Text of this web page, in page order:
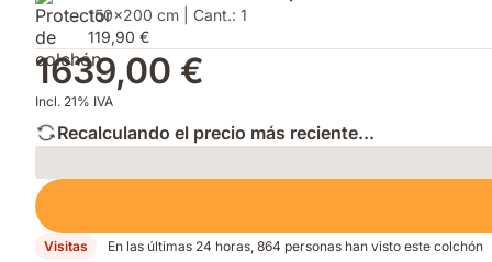
150x200 cm | Cant.: 1
119,90 €
1639,00 €
Incl. 21% IVA
Recalculando el precio más reciente...
Loading
Visitas En las últimas 24 horas, 864 personas han visto este colchón